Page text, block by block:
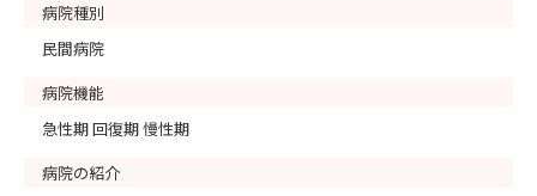
病院種別
民間病院
病院機能
急性期 回復期 慢性期
病院の紹介